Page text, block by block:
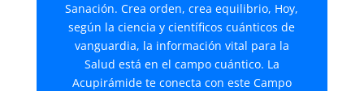
Sanación. Crea orden, crea equilibrio, Hoy,
según la ciencia y científicos cuánticos de
vanguardia, la información vital para la
Salud está en el campo cuántico. La
Acupirámide te conecta con este Campo